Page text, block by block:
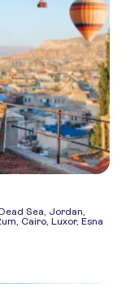
Sea, Jordan,
Cairo, Luxor, Esna